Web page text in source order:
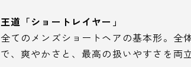
王道「ショートレイヤー」
全てのメンズショートヘアの基本形。全
で、爽やかさと、最高の扱いやすさを両